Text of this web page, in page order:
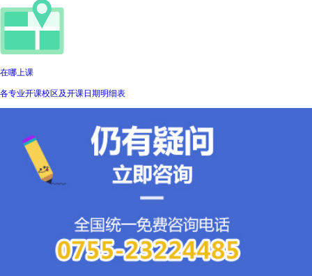
在哪上课
各专业开课校区及开课日期明细表